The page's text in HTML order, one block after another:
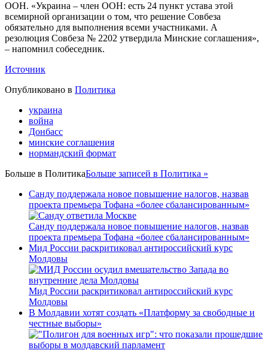
ООН. «Украина – член ООН: есть 24 пункт устава этой
всемирной организации о том, что решение Совбеза
обязательно для выполнения всеми участниками. А
резолюция Совбеза № 2202 утвердила Минские соглашения»,
– напомнил собеседник.
Источник
Опубликовано в Политика
украина
война
Донбасс
минские соглашения
нормандский формат
Больше в ПолитикаБольше записей в Политика »
Санду поддержала новое повышение налогов, назвав
проекта премьера Тофана «более сбалансированным»
Санду поддержала новое повышение налогов, назвав
проекта премьера Тофана «более сбалансированным»
Мид России раскритиковал антироссийский курс
Молдовы
Мид России раскритиковал антироссийский курс
Молдовы
В Молдавии хотят создать «Платформу за свободные и
честные выборы»